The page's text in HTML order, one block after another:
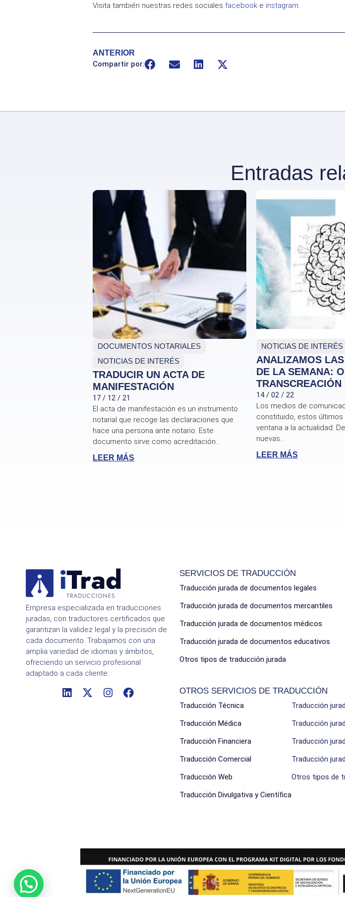
Visita también nuestras redes sociales facebook e instagram.
ANTERIOR
Compartir por:
Entradas
DOCUMENTOS NOTARIALES
NOTICIAS DE INTERÉS
TRADUCIR UN ACTA DE
MANIFESTACIÓN
17 / 12 / 21
El acta de manifestación es un instrumento
notarial que recoge las declaraciones que
hace una persona ante notario. Este
documento sirve como acreditación...
LEER MÁS
NOTICIAS DE INTERÉS
ANALIZAMOS
DE LA SEMANA:
TRANSCREACIÓN
14 / 02 / 22
Los medios de
constituido, estos últimos
ventana a la actualidad.
nuevas...
LEER MÁS
Empresa especializada en traducciones
juradas, con traductores certificados que
garantizan la validez legal y la precisión de
cada documento. Trabajamos con una
amplia variedad de idiomas y ámbitos,
ofreciendo un servicio profesional
adaptado a cada cliente.
SERVICIOS DE TRADUCCIÓN
Traducción jurada de documentos legales
Traducción jurada de documentos mercantiles
Traducción jurada de documentos médicos
Traducción jurada de documentos educativos
Otros tipos de traducción jurada
OTROS SERVICIOS DE TRADUCCIÓN
Traducción Técnica
Traducción Médica
Traducción Financiera
Traducción Comercial
Traducción Web
Traducción Divulgativa y Científica
Traducción
Traducción
Traducción
Traducción
Otros tipos de